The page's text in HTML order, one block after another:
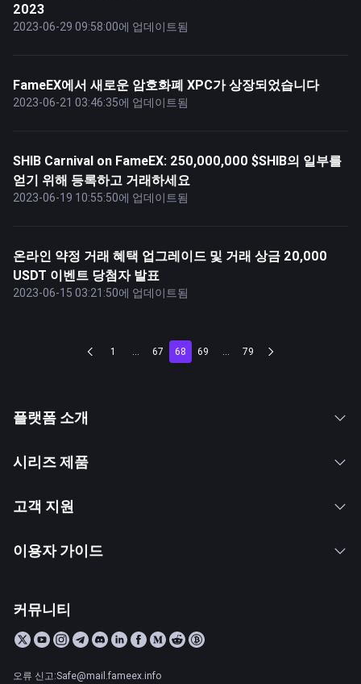
2023
2023-06-29 09:58:00에 업데이트됨
FameEX에서 새로운 암호화폐 XPC가 상장되었습니다
2023-06-21 03:46:35에 업데이트됨
SHIB Carnival on FameEX: 250,000,000 $SHIB의 일부를
얻기 위해 등록하고 거래하세요
2023-06-19 10:55:50에 업데이트됨
온라인 약정 거래 혜택 업그레이드 및 거래 상금 20,000
USDT 이벤트 당첨자 발표
2023-06-15 03:21:50에 업데이트됨
1 ... 67 68 69 ... 79
플랫폼 소개
시리즈 제품
고객 지원
이용자 가이드
커뮤니티
오류 신고:Safe@mail.fameex.info